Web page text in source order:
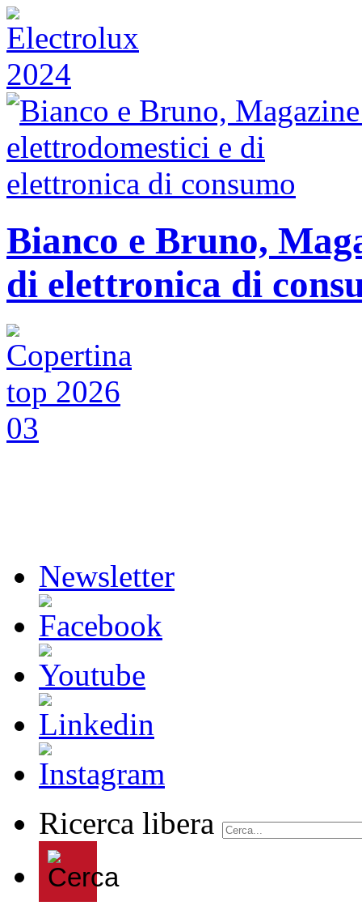
Bianco e Bruno,
di elettronica di
Newsletter
Ricerca libera